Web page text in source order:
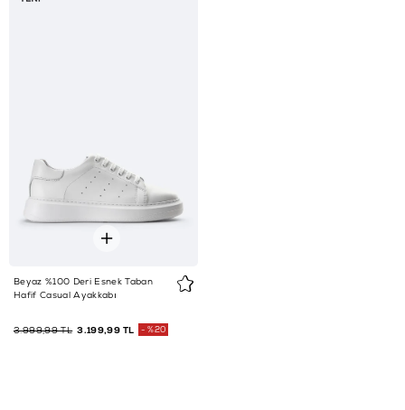
Beyaz %100 Deri Esnek Taban
Hafif Casual Ayakkabı
3.199,99 TL
3.999,99 TL %20